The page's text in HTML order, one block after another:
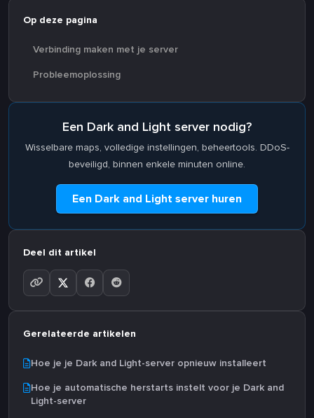
Op deze pagina
Verbinding maken met je server
Probleemoplossing
Een Dark and Light server nodig?
Wisselbare maps, volledige instellingen, beheertools. DDoS-
beveiligd, binnen enkele minuten online.
Een Dark and Light server huren
Deel dit artikel
Gerelateerde artikelen
Hoe je je Dark and Light-server opnieuw installeert
Hoe je automatische herstarts instelt voor je Dark and
Light-server